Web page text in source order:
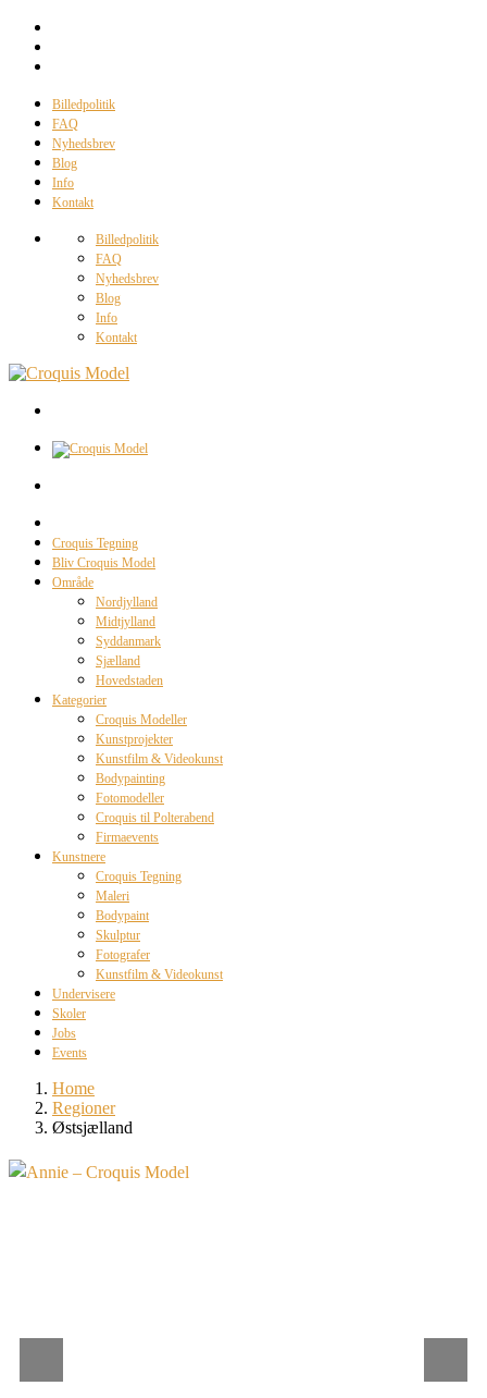
Billedpolitik
FAQ
Nyhedsbrev
Blog
Info
Kontakt
Billedpolitik
FAQ
Nyhedsbrev
Blog
Info
Kontakt
Croquis Tegning
Bliv Croquis Model
Område
Nordjylland
Midtjylland
Syddanmark
Sjælland
Hovedstaden
Kategorier
Croquis Modeller
Kunstprojekter
Kunstfilm & Videokunst
Bodypainting
Fotomodeller
Croquis til Polterabend
Firmaevents
Kunstnere
Croquis Tegning
Maleri
Bodypaint
Skulptur
Fotografer
Kunstfilm & Videokunst
Undervisere
Skoler
Jobs
Events
Home
Regioner
Østsjælland